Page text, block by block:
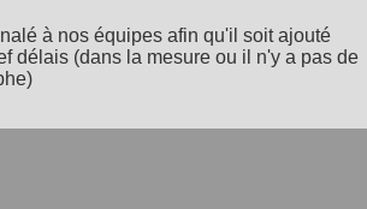
à nos équipes afin qu'il soit ajouté
délais (dans la mesure ou il n'y a pas de